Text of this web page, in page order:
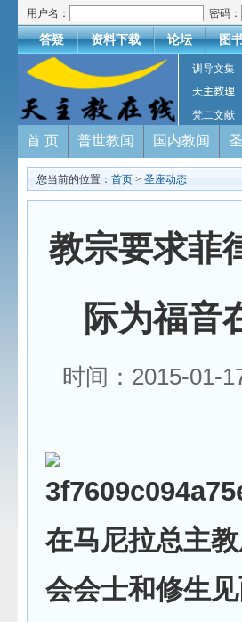
用户名： 密码：
答疑 资料下载 论坛 图
训导文集
天主教理
梵二文献
首 页 普世教闻 国内教闻
您当前的位置： 首页 > 圣座动态
教宗要求菲
际为福音
时间：2015-01-
在马尼拉总主
会会士和修生